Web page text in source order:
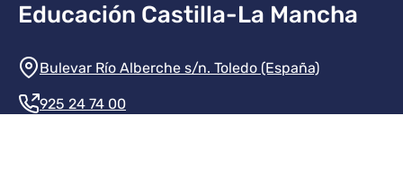
Educación Castilla-La Mancha
Información de la institución
Bulevar Río Alberche s/n. Toledo (España)
925 24 74 00